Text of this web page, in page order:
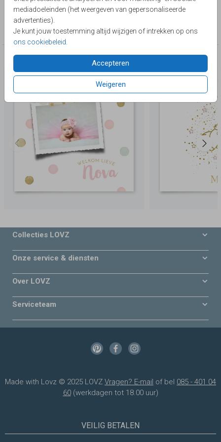
mediadoeleinden (het weergeven van gepersonaliseerde
advertenties).
Je kunt jouw toestemming altijd wijzigen of intrekken op ons
ons cookiebeleid
Accepteren
Weigeren
passen!
Collectie
Belgisch vierkant
Deze producten zijn wellicht ook iets voor je
Collecties LOVZ
Onze service & diensten
Over LOVZ
Serviceteam
Made with Lovz © 2025 LOVZ Vragen? E-mail of bel 085 - 401 04
60(werkdagen tot 18.00 uur)
VEILIG BETALEN